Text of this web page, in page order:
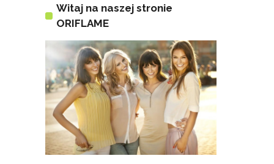
Witaj na naszej stronie
ORIFLAME